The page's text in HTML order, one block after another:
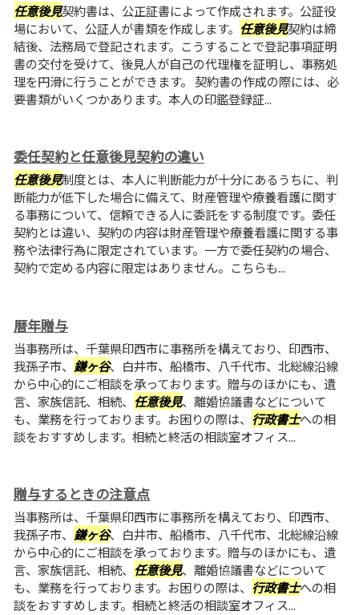
任意後見契約書は、公正証書によって作成されます。公証役
場において、公証人が書類を作成します。 任意後見契約は締
結後、法務局で登記されます。こうすることで登記事項証明
書の交付を受けて、後見人が自己の代理権を証明し、事務処
理を円滑に行うことができます。 契約書の作成の際には、必
要書類がいくつかあります。本人の印鑑登録証...
委任契約と任意後見契約の違い
任意後見制度とは、本人に判断能力が十分にあるうちに、判
断能力が低下した場合に備えて、財産管理や療養看護に関す
る事務について、信頼できる人に委託をする制度です。委任
契約とは違い、契約の内容は財産管理や療養看護に関する事
務や法律行為に限定されています。一方で委任契約の場合、
契約で定める内容に限定はありません。こちらも...
暦年贈与
当事務所は、千葉県印西市に事務所を構えており、印西市、
我孫子市、 鎌ヶ谷、白井市、船橋市、八千代市、北総線沿線
から中心的にご相談を承っております。贈与のほかにも、遺
言、家族信託、相続、 任意後見、離婚協議書などについて
も、業務を行っております。お困りの際は、 行政書士への相
談をおすすめします。相続と終活の相談室オフィス...
贈与するときの注意点
当事務所は、千葉県印西市に事務所を構えており、印西市、
我孫子市、 鎌ヶ谷、白井市、船橋市、八千代市、北総線沿線
から中心的にご相談を承っております。贈与のほかにも、遺
言、家族信託、相続、 任意後見、離婚協議書などについて
も、業務を行っております。お困りの際は、 行政書士への相
談をおすすめします。相続と終活の相談室オフィス...